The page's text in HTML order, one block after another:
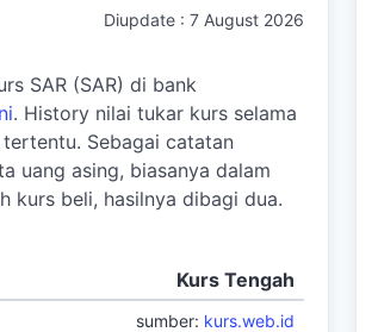
Diupdate :7 August 2026
SAR (SAR) di bank
. History nilai tukar kurs selama
Sebagai catatan
uang asing, biasanya dalam
kurs beli, hasilnya dibagi dua.
Kurs Tengah
sumber: kurs.web.id